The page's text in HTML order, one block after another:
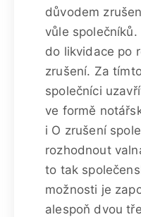
důvodem
vůle
do likvidace po
zrušení. Za
společníci
ve formě
i O zrušení
rozhodnout
to tak
možnosti je
alespoň dvou